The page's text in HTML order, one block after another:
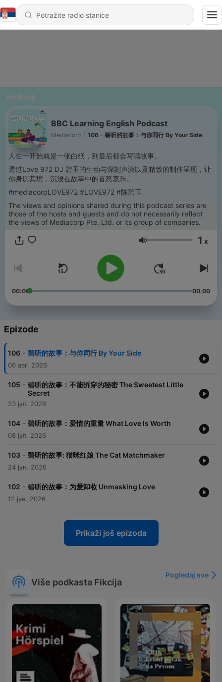
Podkasti
BBC Learning English Podcast
Mediacorp 106 - 碧听的故事：与你同行 By Your Side
人生一开始就是一张白纸，到最后都会写满故事。
透过Love 972 DJ 碧玉的生动与深刻声演以及精致的制作呈现，让
你身历其境，沉浸在故事中的喜怒哀乐。
#mediacorpLOVE972 #LOVE972 #陈碧玉
The views and opinions shared during this podcast series are
those of the hosts and guests and do not necessarily reflect
the views of Mediacorp Pte. Ltd. or its group of companies.
Jačina zvuka 1 x
00:00 00:00
Epizode
106 - 碧听的故事：与你同行 By Your Side
06 авг. 2026
105 - 碧听的故事：不能拆穿的秘密 The Sweetest Little
Secret
23 јул. 2026
104 - 碧听的故事：爱情的重量 What Love Is Worth
08 јул. 2026
103 - 碧听的故事: 猫咪红娘 The Cat Matchmaker
24 јун. 2026
102 - 碧听的故事：为爱卸妆 Unmasking Love
12 јун. 2026
Prikaži još epizoda
Više podkasta Fikcija
Pogledaj sve